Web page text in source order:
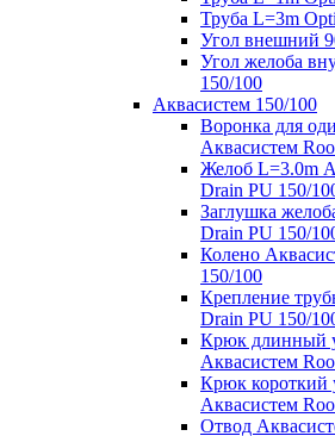
Труба L=3m
Угол внешний
Угол желоба
150/100
Аквасистем 150/100
Воронка для
Аквасистем
Желоб L=3.0m
Drain PU 150/
Заглушка
Drain PU 150/
Колено
150/100
Крепление
Drain PU 150/
Крюк длинный
Аквасистем
Крюк короткий
Аквасистем
Отвод